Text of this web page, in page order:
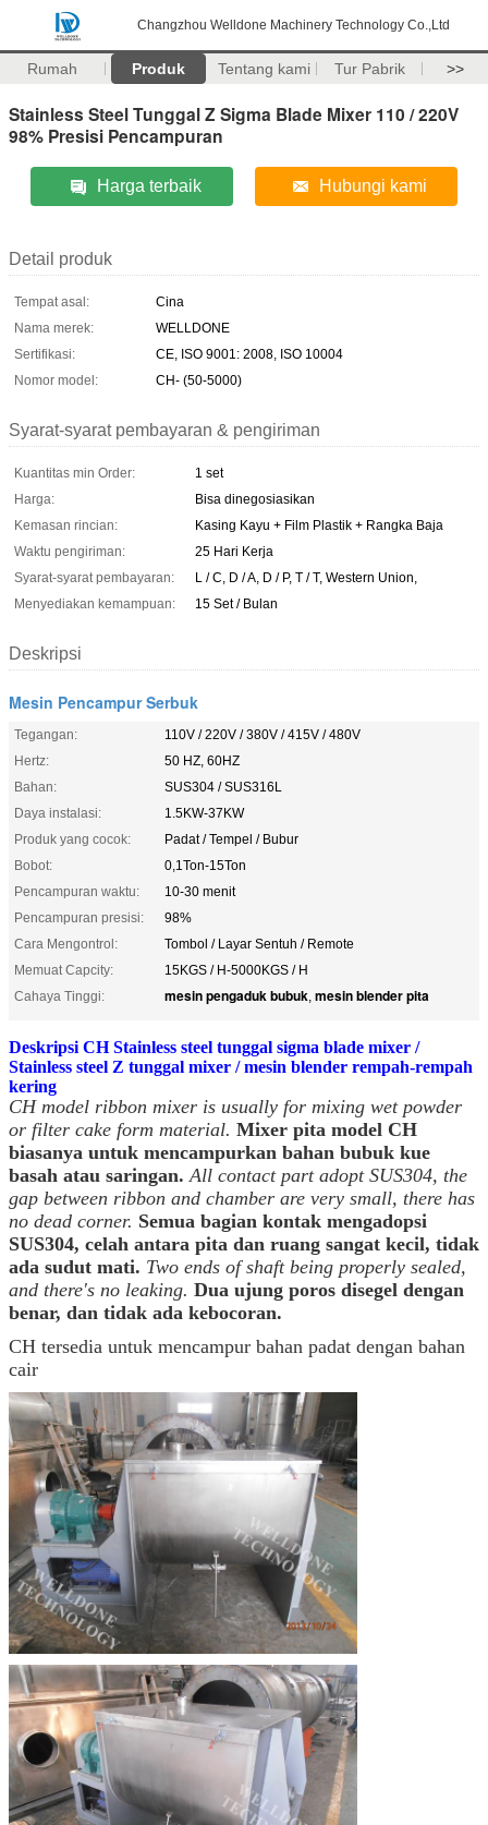
Changzhou Welldone Machinery Technology Co.,Ltd
Rumah Produk Tentang kami Tur Pabrik >>
Stainless Steel Tunggal Z Sigma Blade Mixer 110 / 220V
98% Presisi Pencampuran
Harga terbaik Hubungi kami
Detail produk
Tempat asal:
Cina
Nama merek:
WELLDONE
Sertifikasi:
CE, ISO 9001: 2008, ISO 10004
Nomor model:
CH- (50-5000)
Syarat-syarat pembayaran & pengiriman
Kuantitas min Order:
1 set
Harga:
Bisa dinegosiasikan
Kemasan rincian:
Kasing Kayu + Film Plastik + Rangka Baja
Waktu pengiriman:
25 Hari Kerja
Syarat-syarat pembayaran:
L / C, D / A, D / P, T / T, Western Union,
Menyediakan kemampuan:
15 Set / Bulan
Deskripsi
Mesin Pencampur Serbuk
Tegangan:
110V / 220V / 380V / 415V / 480V
Hertz:
50 HZ, 60HZ
Bahan:
SUS304 / SUS316L
Daya instalasi:
1.5KW-37KW
Produk yang cocok:
Padat / Tempel / Bubur
Bobot:
0,1Ton-15Ton
Pencampuran waktu:
10-30 menit
Pencampuran presisi:
98%
Cara Mengontrol:
Tombol / Layar Sentuh / Remote
Memuat Capcity:
15KGS / H-5000KGS / H
Cahaya Tinggi:
mesin pengaduk bubuk, mesin blender pita
Deskripsi CH Stainless steel tunggal sigma blade mixer /
Stainless steel Z tunggal mixer / mesin blender rempah-rempah
kering
CH model ribbon mixer is usually for mixing wet powder
or filter cake form material. Mixer pita model CH
biasanya untuk mencampurkan bahan bubuk kue
basah atau saringan. All contact part adopt SUS304, the
gap between ribbon and chamber are very small, there has
no dead corner. Semua bagian kontak mengadopsi
SUS304, celah antara pita dan ruang sangat kecil, tidak
ada sudut mati. Two ends of shaft being properly sealed,
and there's no leaking. Dua ujung poros disegel dengan
benar, dan tidak ada kebocoran.
CH tersedia untuk mencampur bahan padat dengan bahan
cair